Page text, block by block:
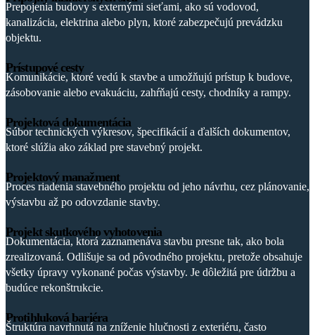
Prepojenia budovy s externými sieťami, ako sú vodovod,
kanalizácia, elektrina alebo plyn, ktoré zabezpečujú prevádzku
objektu.
Prístupové cesty
Komunikácie, ktoré vedú k stavbe a umožňujú prístup k budove,
zásobovanie alebo evakuáciu, zahŕňajú cesty, chodníky a rampy.
Projektová dokumentácia
Súbor technických výkresov, špecifikácií a ďalších dokumentov,
ktoré slúžia ako základ pre stavebný projekt.
Projektový manažment
Proces riadenia stavebného projektu od jeho návrhu, cez plánovanie,
výstavbu až po odovzdanie stavby.
Projekt skutkového vyhotovenia
Dokumentácia, ktorá zaznamenáva stavbu presne tak, ako bola
zrealizovaná. Odlišuje sa od pôvodného projektu, pretože obsahuje
všetky úpravy vykonané počas výstavby. Je dôležitá pre údržbu a
budúce rekonštrukcie.
Protihluková bariéra
Štruktúra navrhnutá na zníženie hlučnosti z exteriéru, často